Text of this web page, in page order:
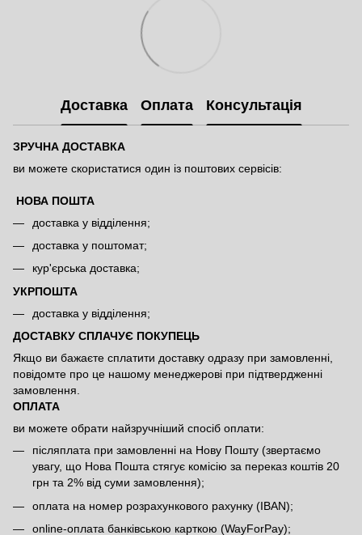
Доставка Оплата Консультація
ЗРУЧНА ДОСТАВКА
ви можете скористатися один із поштових сервісів:
НОВА ПОШТА
доставка у відділення;
доставка у поштомат;
кур'єрська доставка;
УКРПОШТА
доставка у відділення;
ДОСТАВКУ СПЛАЧУЄ ПОКУПЕЦЬ
Якщо ви бажаєте сплатити доставку одразу при замовленні,
повідомте про це нашому менеджерові при підтвердженні
замовлення.
ОПЛАТА
ви можете обрати найзручніший спосіб оплати:
післяплата при замовленні на Нову Пошту (звертаємо
увагу, що Нова Пошта стягує комісію за переказ коштів 20
грн та 2% від суми замовлення);
оплата на номер розрахункового рахунку (IBAN);
online-оплата банківською карткою (WayForPay);